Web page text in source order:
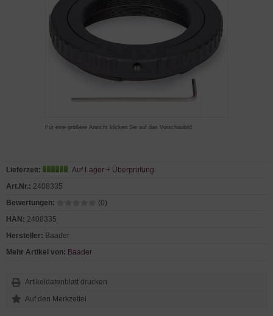
Für eine größere Ansicht klicken Sie auf das Vorschaubild
Lieferzeit:
Auf Lager + Überprüfung
Art.Nr.: 2408335
Bewertungen:
(0)
HAN: 2408335
Hersteller: Baader
Mehr Artikel von: Baader
Artikeldatenblatt drucken